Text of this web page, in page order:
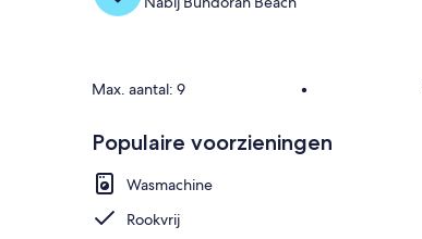
Max. aantal: 9 •
Populaire voorzieningen
Wasmachine
Rookvrij